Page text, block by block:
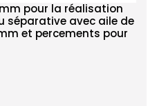
pour la réalisation
séparative avec aile de
et percements pour